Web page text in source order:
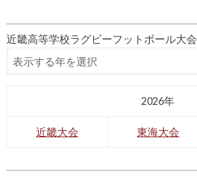
近畿高等学校ラグビーフットボール大会
2026年
近畿大会 東海大会